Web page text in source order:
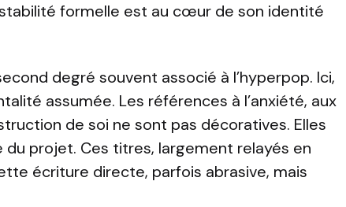
formelle est au cœur de son identité
degré souvent associé à l’hyperpop. Ici,
assumée. Les références à l’anxiété, aux
de soi ne sont pas décoratives. Elles
projet. Ces titres, largement relayés en
écriture directe, parfois abrasive, mais